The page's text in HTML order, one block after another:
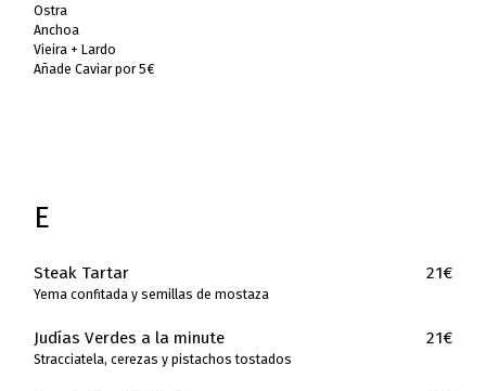
Ostra
Anchoa
Vieira + Lardo
Añade Caviar por 5€
E
Steak Tartar 21€
Yema confitada y semillas de mostaza
Judías Verdes a la minute 21€
Stracciatela, cerezas y pistachos tostados